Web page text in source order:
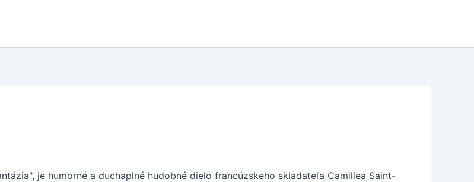
je humorné a duchaplné hudobné dielo francúzskeho skladateľa Camillea Saint-